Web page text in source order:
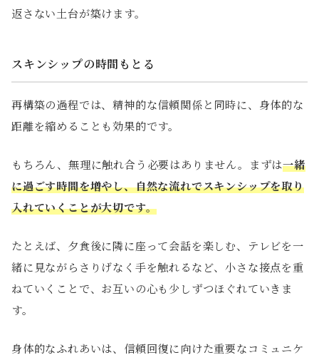
返さない土台が築けます。
スキンシップの時間もとる
再構築の過程では、精神的な信頼関係と同時に、身体的な
距離を縮めることも効果的です。
もちろん、無理に触れ合う必要はありません。まずは一緒
に過ごす時間を増やし、自然な流れでスキンシップを取り
入れていくことが大切です。
たとえば、夕食後に隣に座って会話を楽しむ、テレビを一
緒に見ながらさりげなく手を触れるなど、小さな接点を重
ねていくことで、お互いの心も少しずつほぐれていきま
す。
身体的なふれあいは、信頼回復に向けた重要なコミュニケ